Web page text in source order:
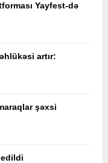
Yayfest-də
artır:
şəxsi
edildi